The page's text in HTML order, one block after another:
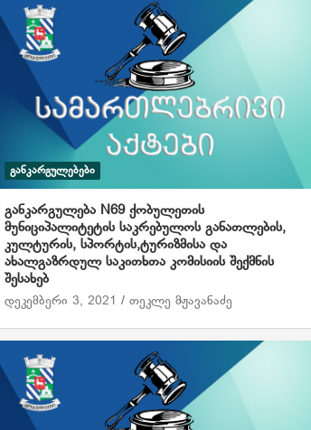
ᲒᲐᲜᲙᲐᲠᲒᲣᲚᲔᲑᲔᲑᲘ
განკარგულება N69 ქობულეთის
მუნიციპალიტეტის საკრებულოს განათლების,
კულტურის, სპორტის,ტურიზმისა და
ახალგაზრდულ საკითხთა კომისიის შექმნის
შესახებ
დეკემბერი 3, 2021 თეკლე მჟავანაძე